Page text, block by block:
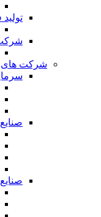
تولید
شرکت های